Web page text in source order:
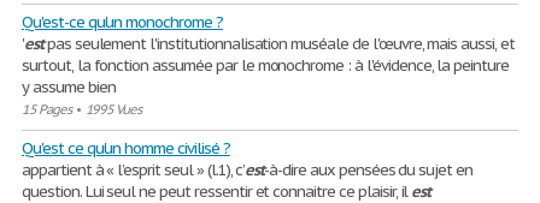
Qu'est-ce qu'un monochrome ?
'estpas seulement l'institutionnalisation muséale de l'œuvre, mais aussi, et
surtout, la fonction assumée par le monochrome : à l'évidence, la peinture
y assume bien
15 Pages• 1995 Vues
Qu'est ce qu'un homme civilisé ?
appartient à « l’esprit seul » (l.1), c’est-à-dire aux pensées du sujet en
question. Lui seul ne peut ressentir et connaitre ce plaisir, ilest